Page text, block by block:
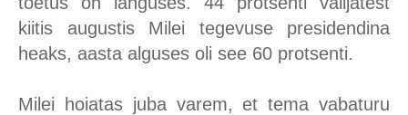
kiitis augustis Milei tegevuse presidendina
heaks, aasta alguses oli see 60 protsenti.
Milei hoiatas juba varem, et tema vabaturu